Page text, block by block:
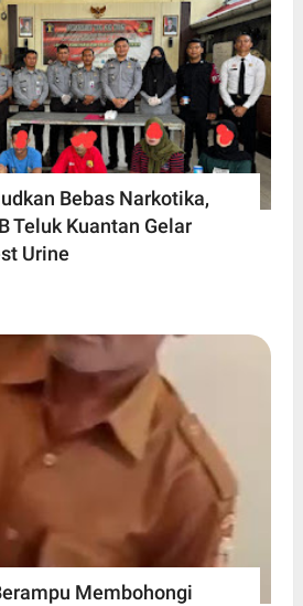
Bebas Narkotika,
Teluk Kuantan Gelar
Urine
Membohongi